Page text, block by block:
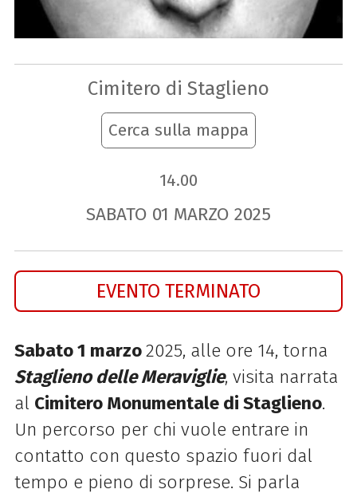
Cimitero di Staglieno
Cerca sulla mappa
14.00
SABATO 01 MARZO 2025
EVENTO TERMINATO
Sabato 1 marzo2025, alle ore 14, torna
Staglieno delle Meraviglie, visita narrata
al Cimitero Monumentale di Staglieno.
Un percorso per chi vuole entrare in
contatto con questo spazio fuori dal
tempo e pieno di sorprese. Si parla